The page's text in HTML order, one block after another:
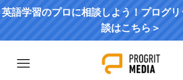
英語学習のプロに相談しよう！プログ
談はこちら＞